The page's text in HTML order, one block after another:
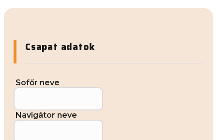
Csapat adatok
Sofőr neve
Navigátor neve